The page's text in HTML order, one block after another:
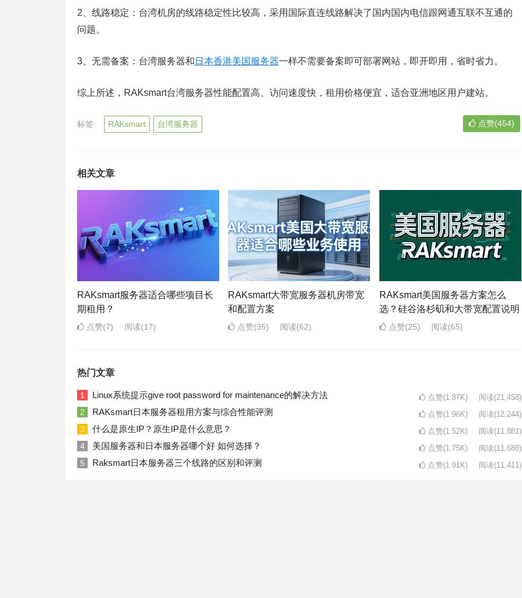
2、线路稳定：台湾机房的线路稳定性比较高，采用国际直连线路解决了国内国内电信跟网通互联不互通的
问题。
3、无需备案：台湾服务器和 日本香港美国服务器一样不需要备案即可部署网站，即开即用，省时省力。
综上所述，RAKsmart台湾服务器性能配置高、访问速度快，租用价格便宜，适合亚洲地区用户建站。
标签: RAKsmart 台湾服务器 点赞(454)
相关文章
RAKsmart服务器适合哪些项目长
期租用？
点赞(7) 阅读(17)
RAKsmart大带宽服务器机房带宽
和配置方案
点赞(35) 阅读(62)
RAKsmart美国服务器方案怎么
选？硅谷洛杉矶和大带宽配置说明
点赞(25) 阅读(65)
热门文章
1 Linux系统提示give root password for maintenance的解决方法 点赞(1.87K) 阅读(21,458)
2 RAKsmart日本服务器租用方案与综合性能评测 点赞(1.96K) 阅读(12,244)
3 什么是原生IP？原生IP是什么意思？ 点赞(1.52K) 阅读(11,881)
4 美国服务器和日本服务器哪个好 如何选择？ 点赞(1.75K) 阅读(11,688)
5 Raksmart日本服务器三个线路的区别和评测 点赞(1.91K) 阅读(11,411)